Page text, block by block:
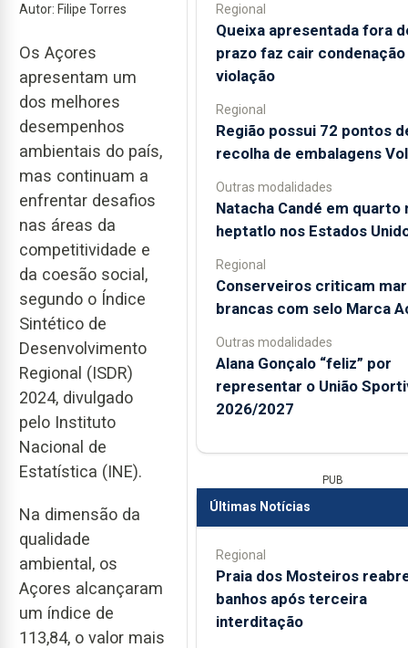
Autor: Filipe Torres
Os Açores
apresentam um
dos melhores
desempenhos
ambientais do país,
mas continuam a
enfrentar desafios
nas áreas da
competitividade e
da coesão social,
segundo o Índice
Sintético de
Desenvolvimento
Regional (ISDR)
2024, divulgado
pelo Instituto
Nacional de
Estatística (INE).
Na dimensão da
qualidade
ambiental, os
Açores alcançaram
um índice de
113,84, o valor mais
Regional
Queixa apresentada fora
prazo faz cair
violação
Regional
Região possui 72 pontos
recolha de embalagens
Outras modalidades
Natacha Candé em quarto
heptatlo nos Estados
Regional
Conserveiros criticam
brancas com selo Marca
Outras modalidades
Alana Gonçalo “feliz” por
representar o União
2026/2027
PUB
Últimas Notícias
Regional
Praia dos Mosteiros
banhos após terceira
interditação